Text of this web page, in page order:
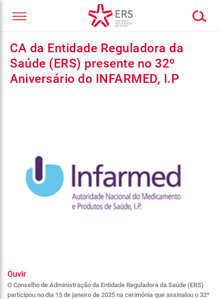
CA da Entidade Reguladora da
Saúde (ERS) presente no 32º
Aniversário do INFARMED, I.P
Ouvir
O Conselho de Administração da Entidade Reguladora da Saúde (ERS)
participou no dia 15 de janeiro de 2025 na cerimónia que assinalou o 32º